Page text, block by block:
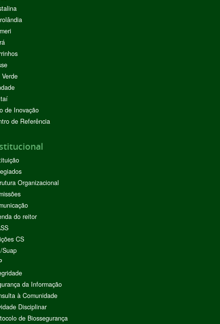
de Inovação
de Referência
Organizacional
do reitor
CS
Suap
da Informação
à Comunidade
Disciplinar
de Biossegurança